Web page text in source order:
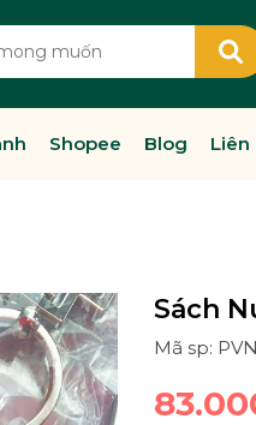
Shopee Blog Liên
Sách
Mã sp: